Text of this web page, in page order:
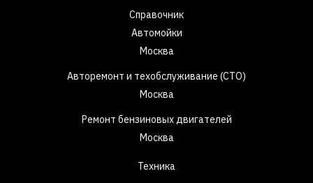
Справочник
Автомойки
Москва
Авторемонт и техобслуживание (СТО)
Москва
Ремонт бензиновых двигателей
Москва
Техника